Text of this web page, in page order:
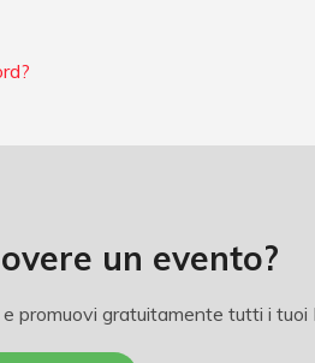
un evento?
e promuovi gratuitamente tutti i tuoi